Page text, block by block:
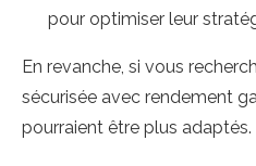
pour optimiser leur
En revanche, si vous
sécurisée avec rendement
pourraient être plus adaptés.